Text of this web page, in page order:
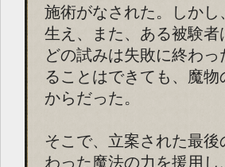
施術がなされた。しか
生え、また、ある被験
どの試みは失敗に終わ
ることはできても、魔
からだった。
そこで、立案された最
わった魔法の力を援用